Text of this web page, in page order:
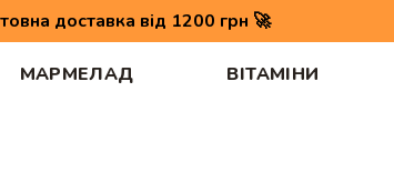
доставка від 1200 грн 🚀
МАРМЕЛАД ВІТАМІНИ